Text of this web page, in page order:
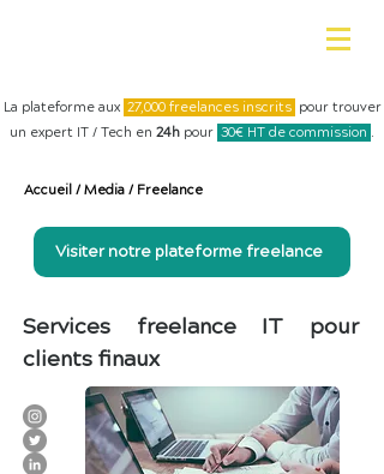
La plateforme aux 27,000 freelances inscrits pour trouver
un expert IT / Tech en 24h pour 30€ HT de commission .
Accueil / Media / Freelance
Visiter notre plateforme freelance
Services freelance IT pour
clients finaux